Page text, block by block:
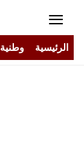
الرئيسية وطنية